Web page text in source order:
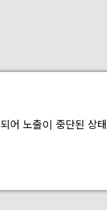
어 노출이 중단된 상